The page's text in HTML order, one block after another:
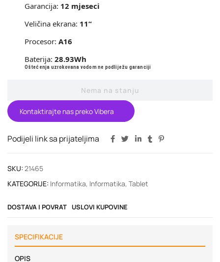
Garancija: 12 mjeseci
Veličina ekrana: 11“
Procesor: A16
Baterija: 28.93Wh
Oštećenja uzrokovana vodom ne podliježu garanciji
Nema na stanju
Kontaktirajte nas preko Vibera
Podijeli link sa prijateljima
SKU: 21465
KATEGORIJE: Informatika, Informatika, Tablet
DOSTAVA I POVRAT USLOVI KUPOVINE
SPECIFIKACIJE
OPIS